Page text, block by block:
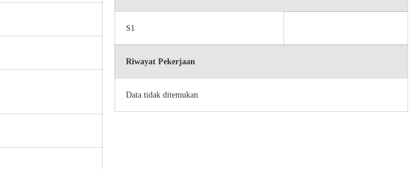
S1
Riwayat Pekerjaan
Data tidak ditemukan